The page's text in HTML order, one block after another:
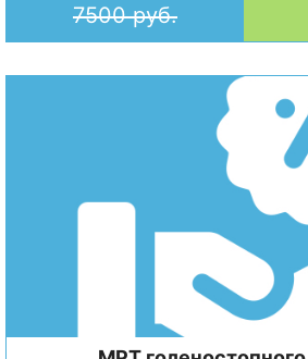
7500 руб.